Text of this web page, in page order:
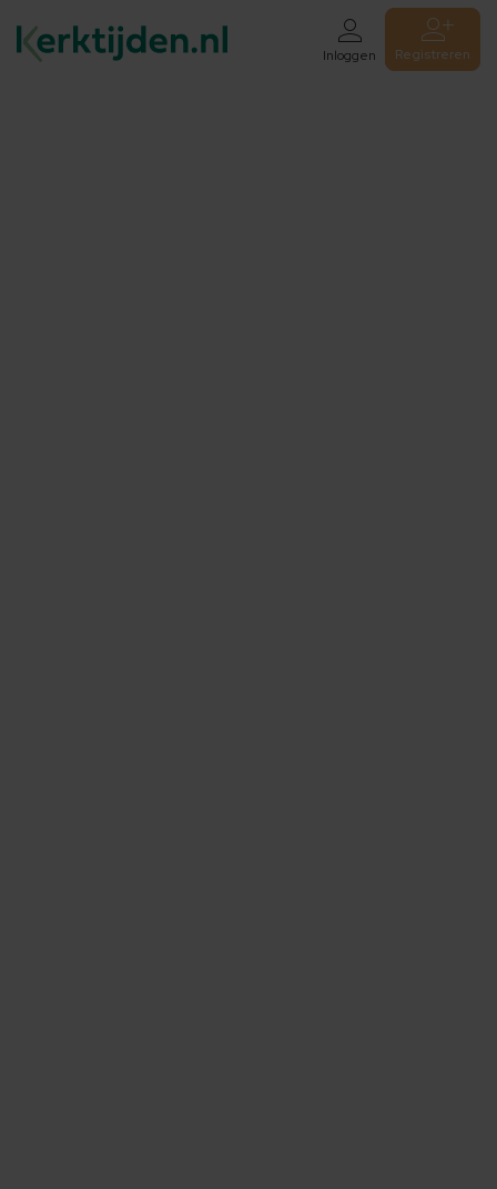
Inloggen Registreren